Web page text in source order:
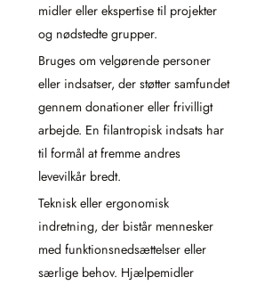
midler eller ekspertise til projekter
og nødstedte grupper.
Bruges om velgørende personer
eller indsatser, der støtter samfundet
gennem donationer eller frivilligt
arbejde. En filantropisk indsats har
til formål at fremme andres
levevilkår bredt.
Teknisk eller ergonomisk
indretning, der bistår mennesker
med funktionsnedsættelser eller
særlige behov. Hjælpemidler